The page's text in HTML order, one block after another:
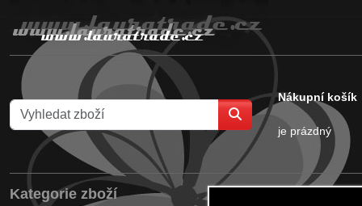
Nákupní košík
je prázdný
Kategorie zboží